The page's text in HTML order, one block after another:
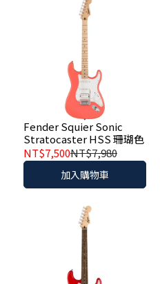
Fender Squier Sonic
Stratocaster HSS 珊瑚色
NT$7,500NT$7,980
加入購物車